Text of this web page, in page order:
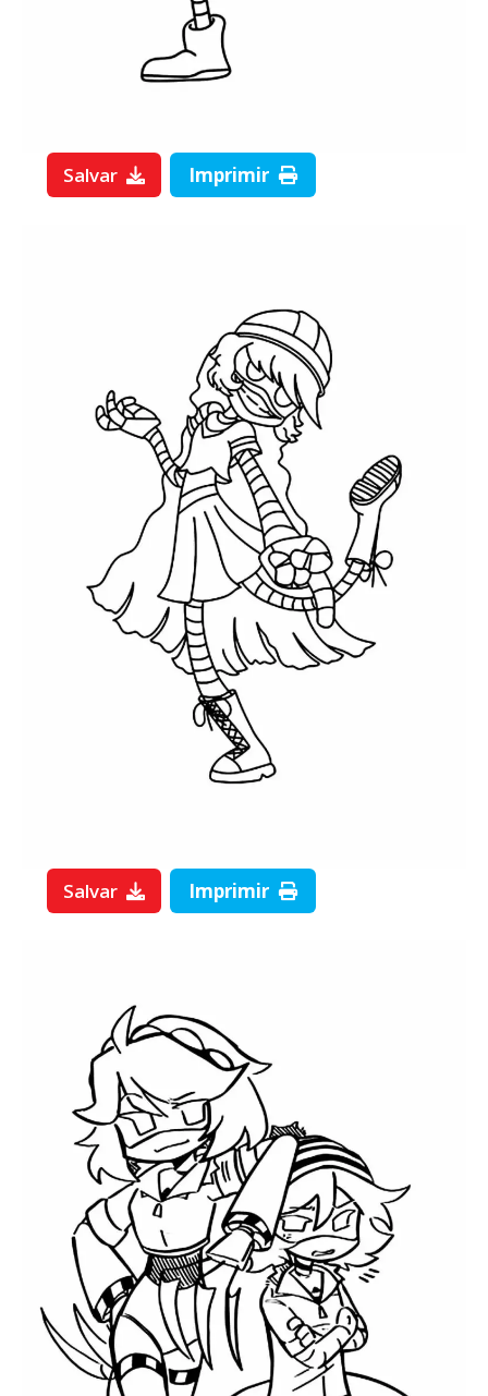
Salvar Imprimir
Salvar Imprimir